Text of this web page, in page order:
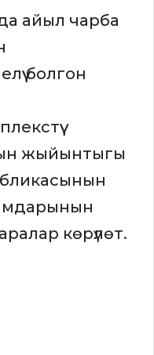
айыл чарба
болгон
жыйынтыгы
көрүлөт.